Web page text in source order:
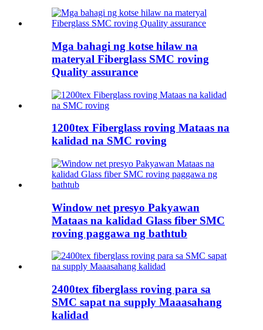
Mga bahagi ng kotse hilaw na
materyal Fiberglass SMC roving
Quality assurance
1200tex Fiberglass roving Mataas na
kalidad na SMC roving
Window net presyo Pakyawan
Mataas na kalidad Glass fiber SMC
roving paggawa ng bathtub
2400tex fiberglass roving para sa
SMC sapat na supply Maaasahang
kalidad